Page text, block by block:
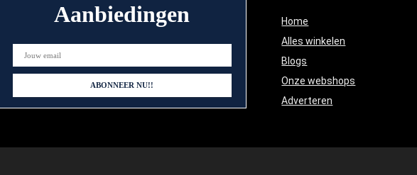
Aanbiedingen
Home
Alles winkelen
Blogs
Onze webshops
Adverteren